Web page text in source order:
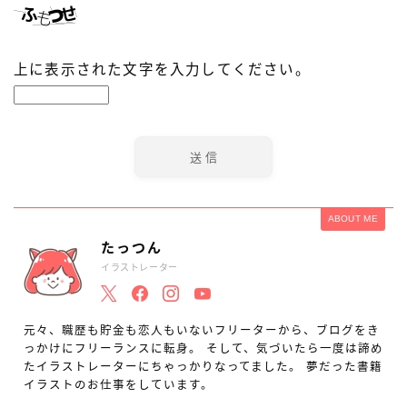
上に表示された文字を入力してください。
ABOUT ME
たっつん
イラストレーター
元々、職歴も貯金も恋人もいないフリーターから、ブログをき
っかけにフリーランスに転身。 そして、気づいたら一度は諦め
たイラストレーターにちゃっかりなってました。 夢だった書籍
イラストのお仕事をしています。